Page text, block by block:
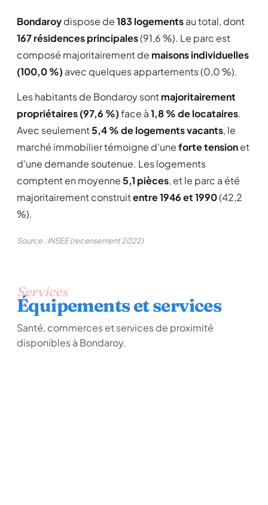
Bondaroydispose de183 logementsau total, dont
167 résidences principales(91,6 %). Le parc est
composé majoritairement de maisons individuelles
(100,0 %) avec quelques appartements (0,0 %).
Les habitants de Bondaroy sontmajoritairement
propriétaires (97,6 %)face à1,8 % de locataires.
Avec seulement5,4 % de logements vacants, le
marché immobilier témoigne d'uneforte tensionet
d'une demande soutenue. Les logements
comptent en moyenne5,1 pièces, et le parc a été
majoritairement construitentre 1946 et 1990(42,2
%).
Source : INSEE (recensement 2022)
Services
Équipements et services
Santé, commerces et services de proximité
disponibles à Bondaroy.